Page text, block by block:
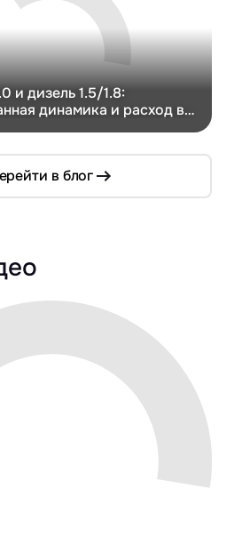
и дизель 1.5/1.8:
динамика и расход в
в блог